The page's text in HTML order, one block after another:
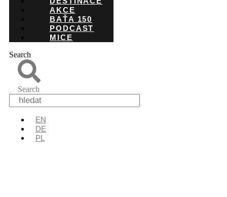
AKCE
BAŤA 150
PODCAST
MICE
Search
Search
EN
DE
PL